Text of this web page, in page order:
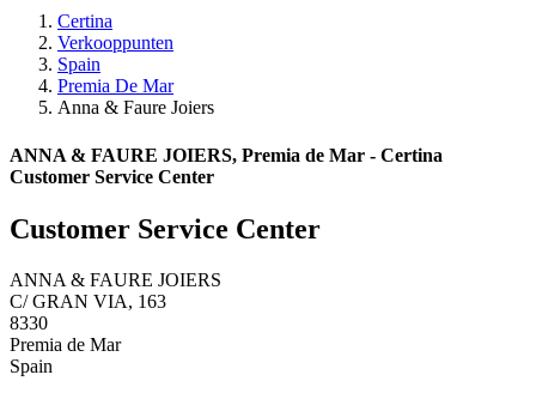
Certina
Verkooppunten
Spain
Premia De Mar
Anna & Faure Joiers
ANNA & FAURE JOIERS, Premia de Mar - Certina
Customer Service Center
Customer Service Center
ANNA & FAURE JOIERS
C/ GRAN VIA, 163
8330
Premia de Mar
Spain